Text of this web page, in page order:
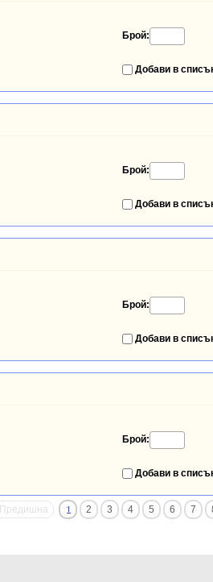
Брой:
Добави в
Брой:
Добави в
Брой:
Добави в
Брой:
Добави в
Предишна 1 2 3 4 5 6 7